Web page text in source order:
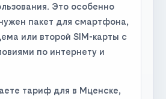
Это особенно
пакет для смартфона,
или второй SIM-карты с
по интернету и
тариф для в Мценске,